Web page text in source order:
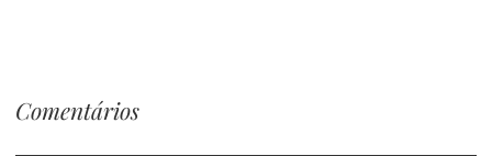
Comentários